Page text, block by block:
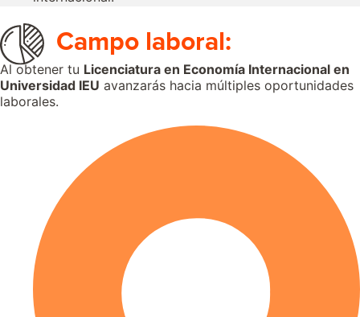
Campo laboral:
Al obtener tu Licenciatura en Economía Internacional en
Universidad IEU avanzarás hacia múltiples oportunidades
laborales.